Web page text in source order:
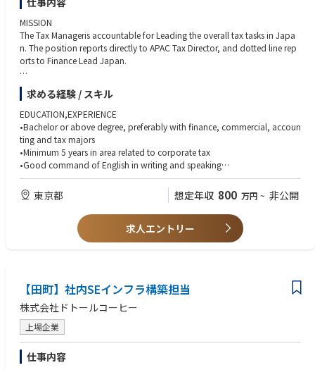
MISSION
The Tax Manageris accountable for Leading the overall tax tasks in Japa
n. The position reports directly to APAC Tax Director, and dotted line rep
orts to Finance Lead Japan.
MAINRESPONSIBILITIES
Tax Compliance and Tax Reporting
•Execute and monitor external tax compliance and tax reporting
•Execute and monitor internal tax reporting, forecast and analysis, as we
ll as tax provision
•Provide day-to-day tax related advisory
•Lead the tax planning projects and tax risks management
•Support regional tax projects implementation in Japan, when needed
•Manage routine TP documentation
求める経験 / スキル
EDUCATION,EXPERIENCE
•Bachelor or above degree, preferably with finance, commercial, accoun
ting and tax majors
•Minimum 5 years in area related to corporate tax
•Good command of English in writing and speaking
•SAP knowledge
•CPA or other professional qualifications preferred
東京都 想定年収 800 万円 ~ 非公開
求人エントリー
【田町】社内SEインフラ構築担当
株式会社ドトールコーヒー
上場企業
仕事内容